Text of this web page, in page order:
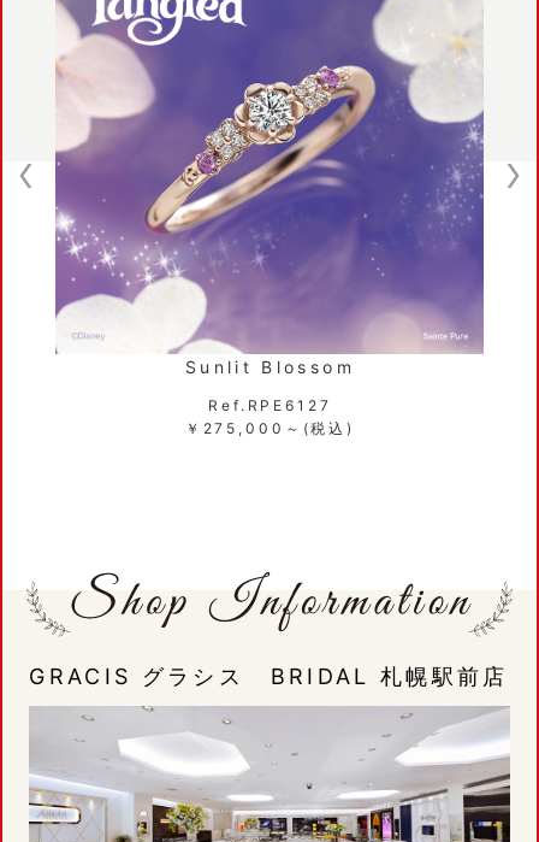
Sunlit Blossom
Ref.RPE6127
￥275,000～(税込)
GRACIS グラシス BRIDAL 札幌駅前店